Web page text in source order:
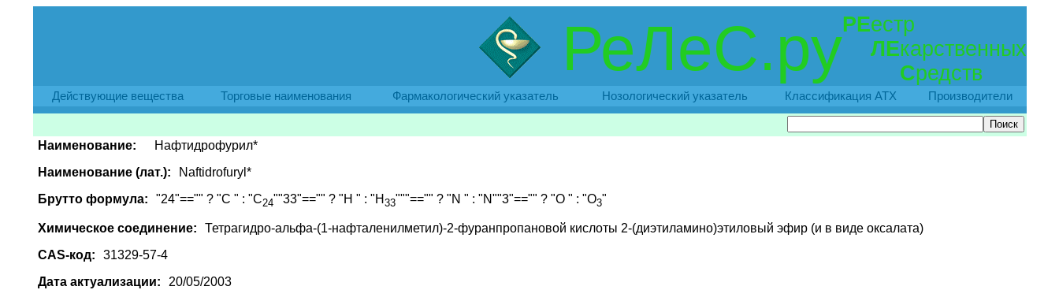
РеЛеС.руРЕестр
ЛЕкарственных
Средств
Действующие вещества Торговые наименования Фармакологический указатель Нозологический указатель Классификация АТХ Производители
Наименование:
Нафтидрофурил*
Наименование (лат.):
Naftidrofuryl*
Брутто формула:
"24"=="" ? "C " : "C24""33"=="" ? "H " : "H 33"""=="" ? "N " : "N""3"=="" ? "O " : "O3"
Химическое соединение:
Тетрагидро-альфа-(1-нафталенилметил)-2-фуранпропановой кислоты 2-(диэтиламино)этиловый эфир (и в виде оксалата)
CAS-код:
31329-57-4
Дата актуализации:
20/05/2003